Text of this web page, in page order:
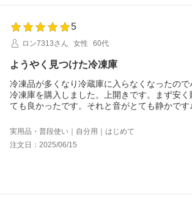
5
ロン7313さん
女性 60代
ようやく見つけた冷凍庫
冷凍品が多くなり冷蔵庫に入らなくなったの
冷凍庫を購入しました。上開きです。まず安く
ても良かったです。それと音がとても静かです
おり細かなものはそこに入れられるのも気に
実用品・普段使い｜自分用｜はじめて
注文日：2025/06/15